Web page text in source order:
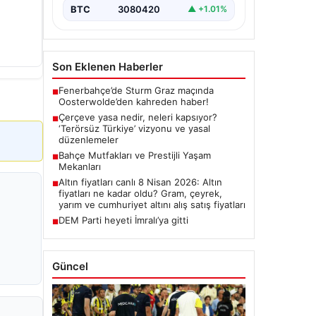
BTC 3080420 ▲ +1.01%
Son Eklenen Haberler
■Fenerbahçe’de Sturm Graz maçında
Oosterwolde’den kahreden haber!
■Çerçeve yasa nedir, neleri kapsıyor?
‘Terörsüz Türkiye’ vizyonu ve yasal
düzenlemeler
■Bahçe Mutfakları ve Prestijli Yaşam
Mekanları
■Altın fiyatları canlı 8 Nisan 2026: Altın
fiyatları ne kadar oldu? Gram, çeyrek,
yarım ve cumhuriyet altını alış satış fiyatları
■DEM Parti heyeti İmralı’ya gitti
Güncel